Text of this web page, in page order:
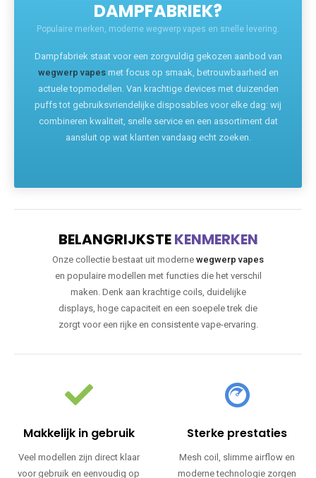
DAMPFABRIEK?
Populaire merken, moderne wegwerp vapes en snelle levering.
Dampfabriek staat voor een zorgvuldig gekozen aanbod van
wegwerp vapesmet focus op smaak, betrouwbaarheid en
actuele topmodellen. Van krachtige devices met duizenden
puffs tot gebruiksvriendelijke disposables voor elke dag: wij
combineren kwaliteit, snelle service en een assortiment dat
aansluit op wat klanten vandaag echt zoeken.
BELANGRIJKSTEKENMERKEN
Onze collectie bestaat uit moderne wegwerp vapes
en populaire modellen met functies die het verschil
maken. Denk aan krachtige coils, duidelijke
displays, hoge capaciteit en een soepele trek die
zorgt voor een rijke en consistente vape-ervaring.
Makkelijk in gebruik
Veel modellen zijn direct klaar
voor gebruik en eenvoudig op
Sterke prestaties
Mesh coil, slimme airflow en
moderne technologie zorgen